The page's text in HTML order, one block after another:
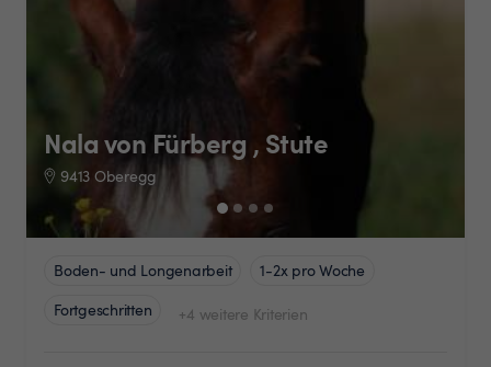
Nala von Fürberg , Stute
9413 Oberegg
Boden- und Longenarbeit
1-2x pro Woche
Fortgeschritten
+4 weitere Kriterien